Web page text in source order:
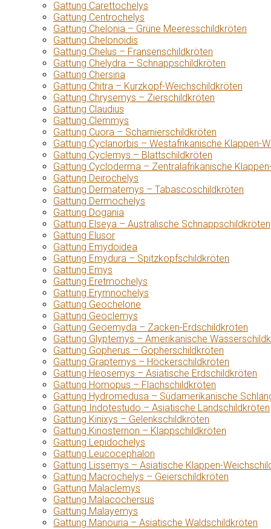
Gattung Carettochelys
Gattung Centrochelys
Gattung Chelonia – Grüne Meeresschildkröten
Gattung Chelonoidis
Gattung Chelus – Fransenschildkröten
Gattung Chelydra – Schnappschildkröten
Gattung Chersina
Gattung Chitra – Kurzkopf-Weichschildkröten
Gattung Chrysemys – Zierschildkröten
Gattung Claudius
Gattung Clemmys
Gattung Cuora – Scharnierschildkröten
Gattung Cyclanorbis – Westafrikanische Klappen-
Gattung Cyclemys – Blattschildkröten
Gattung Cycloderma – Zentralafrikanische
Gattung Deirochelys
Gattung Dermatemys – Tabascoschildkröten
Gattung Dermochelys
Gattung Dogania
Gattung Elseya – Australische Schnappschildkröten
Gattung Elusor
Gattung Emydoidea
Gattung Emydura – Spitzkopfschildkröten
Gattung Emys
Gattung Eretmochelys
Gattung Erymnochelys
Gattung Geochelone
Gattung Geoclemys
Gattung Geoemyda – Zacken-Erdschildkröten
Gattung Glyptemys – Amerikanische
Gattung Gopherus – Gopherschildkröten
Gattung Graptemys – Höckerschildkröten
Gattung Heosemys – Asiatische Erdschildkröten
Gattung Homopus – Flachschildkröten
Gattung Hydromedusa – Südamerikanische
Gattung Indotestudo – Asiatische Landschildkröten
Gattung Kinixys – Gelenkschildkröten
Gattung Kinosternon – Klappschildkröten
Gattung Lepidochelys
Gattung Leucocephalon
Gattung Lissemys – Asiatische Klappen-
Gattung Macrochelys – Geierschildkröten
Gattung Malaclemys
Gattung Malacochersus
Gattung Malayemys
Gattung Manouria – Asiatische Waldschildkröten